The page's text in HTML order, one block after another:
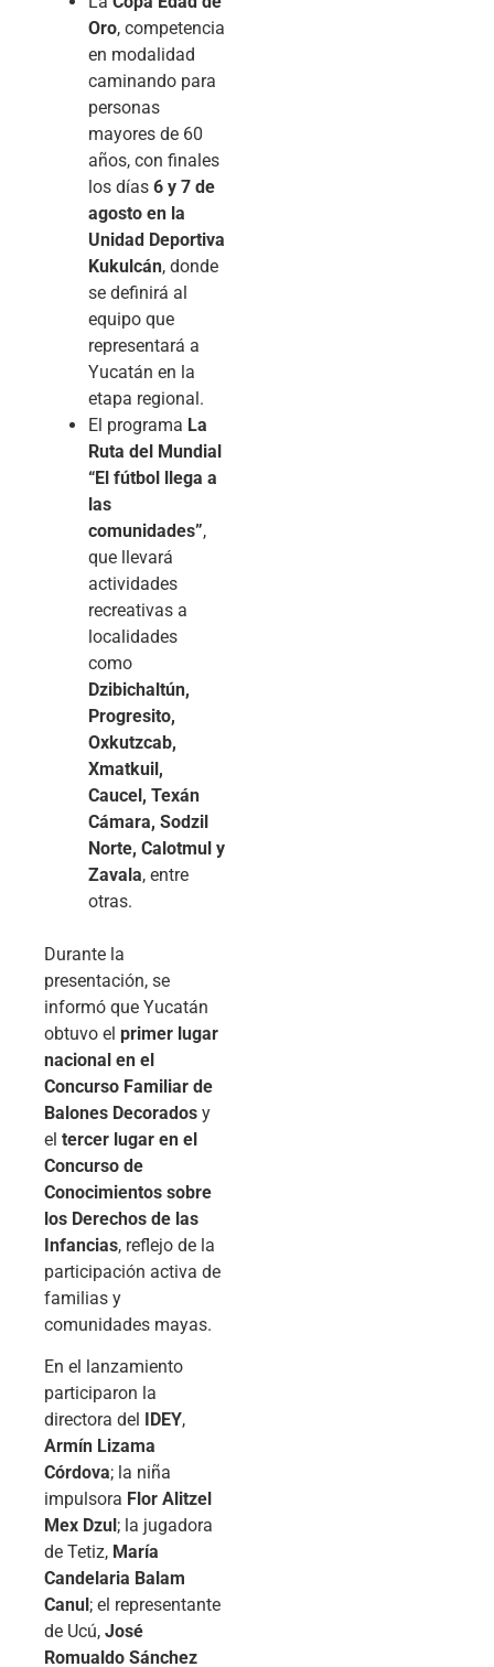
Oro, competencia
en modalidad
caminando para
personas
mayores de 60
años, con finales
los días 6 y 7 de
agosto en la
Unidad Deportiva
Kukulcán, donde
se definirá al
equipo que
representará a
Yucatán en la
etapa regional.
El programa La
Ruta del Mundial
“El fútbol llega a
las
comunidades”,
que llevará
actividades
recreativas a
localidades
como
Dzibichaltún,
Progresito,
Oxkutzcab,
Xmatkuil,
Caucel, Texán
Cámara, Sodzil
Norte, Calotmul y
Zavala, entre
otras.
Durante la
presentación, se
informó que Yucatán
obtuvo el primer lugar
nacional en el
Concurso Familiar de
Balones Decorados y
el tercer lugar en el
Concurso de
Conocimientos sobre
los Derechos de las
Infancias, reflejo de la
participación activa de
familias y
comunidades mayas.
En el lanzamiento
participaron la
directora del
IDEY,
Armín Lizama
Córdova; la niña
impulsora Flor Alitzel
Mex Dzul ; la jugadora
de Tetiz, María
Candelaria Balam
Canul ; el representante
de Ucú, José
Romualdo Sánchez